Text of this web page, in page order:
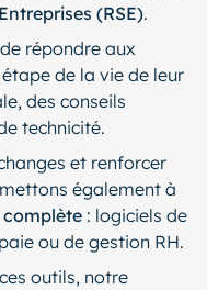
(RSE).
répondre aux
de la vie de leur
des conseils
technicité.
et renforcer
également à
: logiciels de
ou de gestion RH.
outils, notre